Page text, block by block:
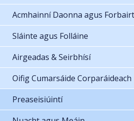
Acmhainní Daonna agus
Sláinte agus Folláine
Airgeadas & Seirbhísí
Oifig Cumarsáide Corparáideach
Preaseisiúintí